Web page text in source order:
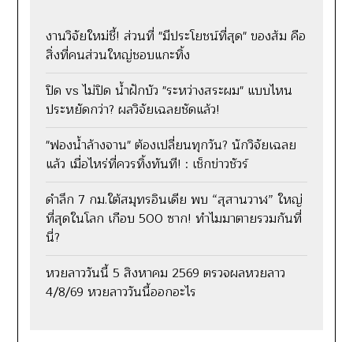
งานวิจัยใหม่ชี้! ส่วนที่ "มีประโยชน์ที่สุด" ของส้ม คือ
สิ่งที่คนส่วนใหญ่ชอบแกะทิ้ง
ปิด vs ไม่ปิด น้ำฝักบัว "ระหว่างสระผม" แบบไหน
ประหยัดกว่า? ผลวิจัยเฉลยชัดแล้ว!
"ฟองน้ำล้างจาน" ต้องเปลี่ยนทุกวัน? นักวิจัยเฉลย
แล้ว เมื่อไหร่ที่ควรทิ้งทันที! : เช็กข่าวชัวร์
ดำลึก 7 กม.ใต้สมุทรอินเดีย พบ “สุสานวาฬ” ใหญ่
ที่สุดในโลก เกือบ 500 ซาก! ทำไมมาตายรวมกันที่
นี่?
หวยลาววันนี้ 5 สิงหาคม 2569 ตรวจผลหวยลาว
4/8/69 หวยลาววันนี้ออกอะไร